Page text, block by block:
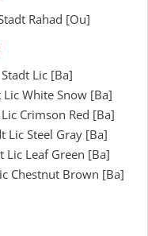
Rahad [Ou]
Lic [Ba]
White Snow [Ba]
Crimson Red [Ba]
Lic Steel Gray [Ba]
Lic Leaf Green [Ba]
Chestnut Brown [Ba]